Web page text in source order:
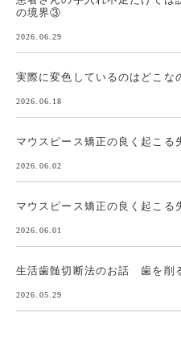
の境界③
2026.06.29
実際に変色しているのはどこ
2026.06.18
マウスピース矯正の良く起こ
2026.06.02
マウスピース矯正の良く起こ
2026.06.01
生活歯髄切断法のお話 歯を削
2026.05.29